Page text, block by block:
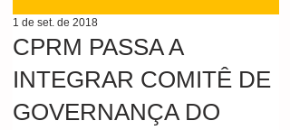
CPRM PASSA A
INTEGRAR COMITÊ DE
GOVERNANÇA DO
1 de set. de 2018